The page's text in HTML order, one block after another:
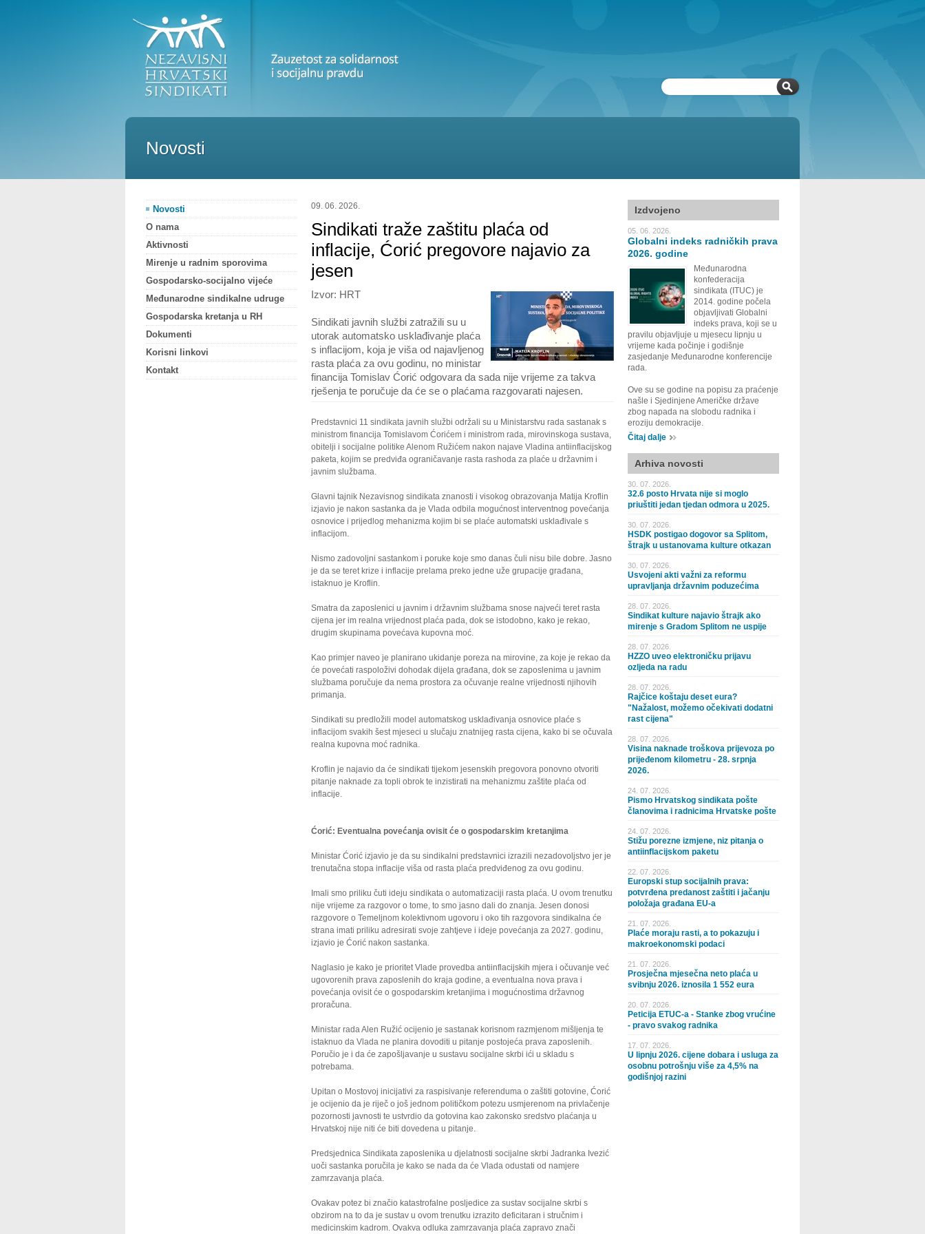
Novosti
09. 06. 2026.
Sindikati traže zaštitu plaća od
inflacije, Ćorić pregovore najavio za
jesen
Izvor: HRT
Sindikati javnih službi zatražili su u
utorak automatsko usklađivanje plaća
s inflacijom, koja je viša od najavljenog
rasta plaća za ovu godinu, no ministar
financija Tomislav Ćorić odgovara da sada nije vrijeme za takva
rješenja te poručuje da će se o plaćama razgovarati najesen.
Predstavnici 11 sindikata javnih službi održali su u Ministarstvu rada sastanak s
ministrom financija Tomislavom Ćorićem i ministrom rada, mirovinskoga sustava,
obitelji i socijalne politike Alenom Ružićem nakon najave Vladina antiinflacijskog
paketa, kojim se predviđa ograničavanje rasta rashoda za plaće u državnim i
javnim službama.
Glavni tajnik Nezavisnog sindikata znanosti i visokog obrazovanja Matija Kroflin
izjavio je nakon sastanka da je Vlada odbila mogućnost interventnog povećanja
osnovice i prijedlog mehanizma kojim bi se plaće automatski usklađivale s
inflacijom.
Nismo zadovoljni sastankom i poruke koje smo danas čuli nisu bile dobre. Jasno
je da se teret krize i inflacije prelama preko jedne uže grupacije građana,
istaknuo je Kroflin.
Smatra da zaposlenici u javnim i državnim službama snose najveći teret rasta
cijena jer im realna vrijednost plaća pada, dok se istodobno, kako je rekao,
drugim skupinama povećava kupovna moć.
Kao primjer naveo je planirano ukidanje poreza na mirovine, za koje je rekao da
će povećati raspoloživi dohodak dijela građana, dok se zaposlenima u javnim
službama poručuje da nema prostora za očuvanje realne vrijednosti njihovih
primanja.
Sindikati su predložili model automatskog usklađivanja osnovice plaće s
inflacijom svakih šest mjeseci u slučaju znatnijeg rasta cijena, kako bi se očuvala
realna kupovna moć radnika.
Kroflin je najavio da će sindikati tijekom jesenskih pregovora ponovno otvoriti
pitanje naknade za topli obrok te inzistirati na mehanizmu zaštite plaća od
inflacije.
Ćorić: Eventualna povećanja ovisit će o gospodarskim kretanjima
Ministar Ćorić izjavio je da su sindikalni predstavnici izrazili nezadovoljstvo jer je
trenutačna stopa inflacije viša od rasta plaća predviđenog za ovu godinu.
Imali smo priliku čuti ideju sindikata o automatizaciji rasta plaća. U ovom trenutku
nije vrijeme za razgovor o tome, to smo jasno dali do znanja. Jesen donosi
razgovore o Temeljnom kolektivnom ugovoru i oko tih razgovora sindikalna će
strana imati priliku adresirati svoje zahtjeve i ideje povećanja za 2027. godinu,
izjavio je Ćorić nakon sastanka.
Naglasio je kako je prioritet Vlade provedba antiinflacijskih mjera i očuvanje već
ugovorenih prava zaposlenih do kraja godine, a eventualna nova prava i
povećanja ovisit će o gospodarskim kretanjima i mogućnostima državnog
proračuna.
Ministar rada Alen Ružić ocijenio je sastanak korisnom razmjenom mišljenja te
istaknuo da Vlada ne planira dovoditi u pitanje postojeća prava zaposlenih.
Poručio je i da će zapošljavanje u sustavu socijalne skrbi ići u skladu s
potrebama.
Upitan o Mostovoj inicijativi za raspisivanje referenduma o zaštiti gotovine, Ćorić
je ocijenio da je riječ o još jednom političkom potezu usmjerenom na privlačenje
pozornosti javnosti te ustvrdio da gotovina kao zakonsko sredstvo plaćanja u
Hrvatskoj nije niti će biti dovedena u pitanje.
Predsjednica Sindikata zaposlenika u djelatnosti socijalne skrbi Jadranka Ivezić
uoči sastanka poručila je kako se nada da će Vlada odustati od namjere
zamrzavanja plaća.
Ovakav potez bi značio katastrofalne posljedice za sustav socijalne skrbi s
obzirom na to da je sustav u ovom trenutku izrazito deficitaran i stručnim i
medicinskim kadrom. Ovakva odluka zamrzavanja plaća zapravo znači
Novosti
O nama
Aktivnosti
Mirenje u radnim sporovima
Gospodarsko-socijalno vijeće
Međunarodne sindikalne udruge
Gospodarska kretanja u RH
Dokumenti
Korisni linkovi
Kontakt
Izdvojeno
05. 06. 2026.
Globalni indeks radničkih prava
2026. godine
Međunarodna
konfederacija
sindikata (ITUC) je
2014. godine počela
objavljivati Globalni
indeks prava, koji se u
pravilu objavljuje u mjesecu lipnju u
vrijeme kada počinje i godišnje
zasjedanje Međunarodne konferencije
rada.
Ove su se godine na popisu za praćenje
našle i Sjedinjene Američke države
zbog napada na slobodu radnika i
eroziju demokracije.
Čitaj dalje
Arhiva novosti
30. 07. 2026.
32.6 posto Hrvata nije si moglo
priuštiti jedan tjedan odmora u 2025.
30. 07. 2026.
HSDK postigao dogovor sa Splitom,
štrajk u ustanovama kulture otkazan
30. 07. 2026.
Usvojeni akti važni za reformu
upravljanja državnim poduzećima
28. 07. 2026.
Sindikat kulture najavio štrajk ako
mirenje s Gradom Splitom ne uspije
28. 07. 2026.
HZZO uveo elektroničku prijavu
ozljeda na radu
28. 07. 2026.
Rajčice koštaju deset eura?
"Nažalost, možemo očekivati dodatni
rast cijena"
28. 07. 2026.
Visina naknade troškova prijevoza po
prijeđenom kilometru - 28. srpnja
2026.
24. 07. 2026.
Pismo Hrvatskog sindikata pošte
članovima i radnicima Hrvatske pošte
24. 07. 2026.
Stižu porezne izmjene, niz pitanja o
antiinflacijskom paketu
22. 07. 2026.
Europski stup socijalnih prava:
potvrđena predanost zaštiti i jačanju
položaja građana EU-a
21. 07. 2026.
Plaće moraju rasti, a to pokazuju i
makroekonomski podaci
21. 07. 2026.
Prosječna mjesečna neto plaća u
svibnju 2026. iznosila 1 552 eura
20. 07. 2026.
Peticija ETUC-a - Stanke zbog vrućine
- pravo svakog radnika
17. 07. 2026.
U lipnju 2026. cijene dobara i usluga za
osobnu potrošnju više za 4,5% na
godišnjoj razini